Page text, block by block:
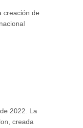
creación de
2022. La
creada